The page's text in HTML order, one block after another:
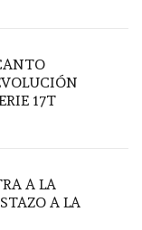
17T
A LA
A LA